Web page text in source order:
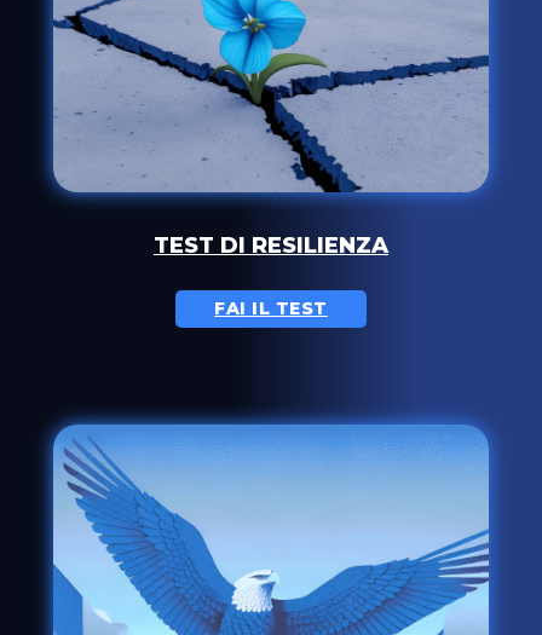
TEST DI RESILIENZA
FAI IL TEST